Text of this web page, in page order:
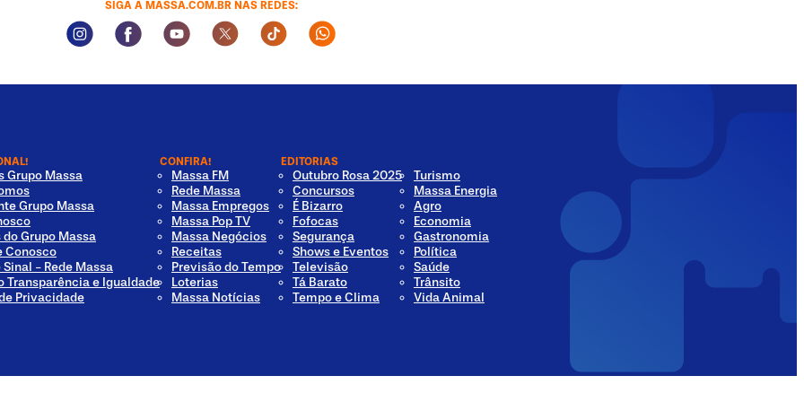
SIGA A MASSA.COM.BR NAS REDES:
Instagram Social Media
Facebook Social Media
Youtube Social Media
Twitter Social Media
Tiktok Social Media
Whatsapp Social Media
Grupo Massa
Grupo Massa
Grupo Massa
Conosco
Sinal - Rede Massa
Transparência e Igualdade
Privacidade
CONFIRA!
Massa FM
Rede Massa
Massa Empregos
Massa Pop TV
Massa Negócios
Receitas
Previsão do Tempo
Loterias
Massa Notícias
EDITORIAS
Outubro Rosa 2025
Concursos
É Bizarro
Fofocas
Segurança
Shows e Eventos
Televisão
Tá Barato
Tempo e Clima
Turismo
Massa Energia
Agro
Economia
Gastronomia
Política
Saúde
Trânsito
Vida Animal